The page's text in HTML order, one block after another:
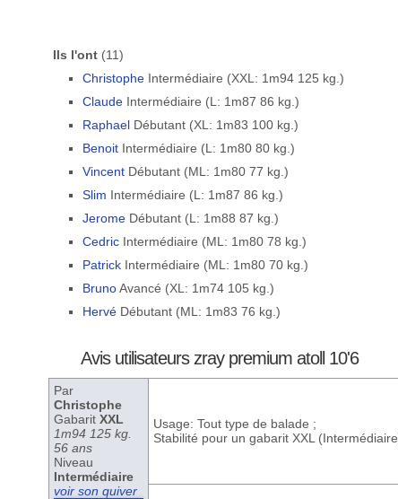
Ils l'ont(11)
ChristopheIntermédiaire (XXL: 1m94 125 kg.)
ClaudeIntermédiaire (L: 1m87 86 kg.)
RaphaelDébutant (XL: 1m83 100 kg.)
BenoitIntermédiaire (L: 1m80 80 kg.)
VincentDébutant (ML: 1m80 77 kg.)
Slim Intermédiaire (L: 1m87 86 kg.)
JeromeDébutant (L: 1m88 87 kg.)
CedricIntermédiaire (ML: 1m80 78 kg.)
PatrickIntermédiaire (ML: 1m80 70 kg.)
BrunoAvancé (XL: 1m74 105 kg.)
HervéDébutant (ML: 1m83 76 kg.)
Avis utilisateurs zray premium atoll 10'6
Par
Christophe
Gabarit XXL
1m94 125 kg.
56 ans
Niveau
Intermédiaire
voir son quiver
Usage: Tout type de balade ;
Stabilité pour un gabarit XXL